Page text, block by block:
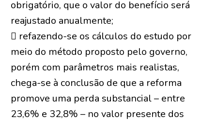
obrigatório, que o valor do benefício será
reajustado anualmente;
 refazendo-se os cálculos do estudo por
meio do método proposto pelo governo,
porém com parâmetros mais realistas,
chega-se à conclusão de que a reforma
promove uma perda substancial – entre
23,6% e 32,8% – no valor presente dos